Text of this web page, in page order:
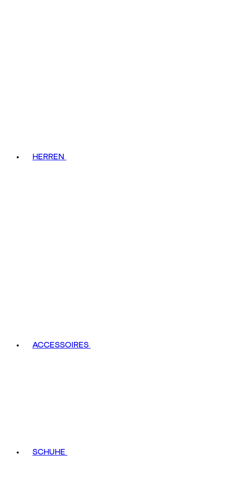
HERREN
ACCESSOIRES
SCHUHE